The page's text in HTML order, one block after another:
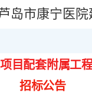
岛市康宁医
目配套附属工
招标公告